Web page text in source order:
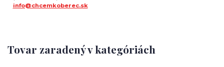
Tovar zaradený v kategóriách
info@chcemkoberec.sk